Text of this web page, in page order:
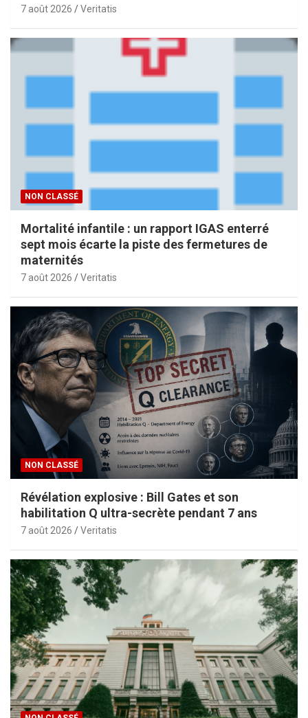
7 août 2026 Veritatis
NON CLASSÉ
Mortalité infantile : un rapport IGAS enterré
sept mois écarte la piste des fermetures de
maternités
7 août 2026 Veritatis
NON CLASSÉ
Révélation explosive : Bill Gates et son
habilitation Q ultra-secrète pendant 7 ans
7 août 2026 Veritatis